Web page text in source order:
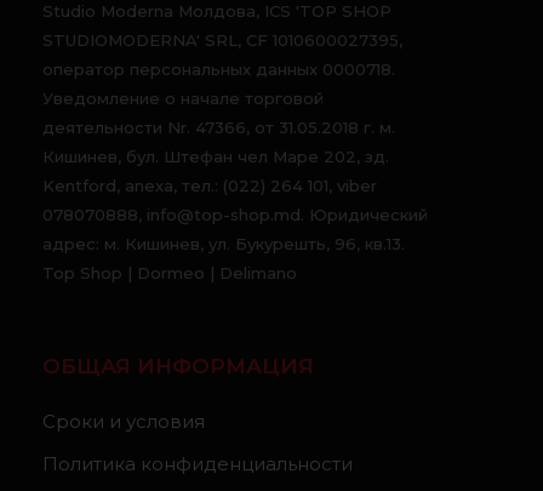
Studio Moderna Молдова, ICS 'TOP SHOP
STUDIOMODERNA' SRL, CF 1010600027395,
оператор персональных данных 0000718.
Уведомление о начале торговой
деятельности Nr. 47366, от 31.05.2018 г. м.
Кишинев, бул. Штефан чел Маре 202, зд.
Kentford, anexa, тел.: (022) 264 101, viber
078070888, info@top-shop.md. Юридический
адрес: м. Кишинев, ул. Букурешть, 96, кв.13.
Top Shop | Dormeo | Delimano
ОБЩАЯ ИНФОРМАЦИЯ
Сроки и условия
Политика конфиденциальности